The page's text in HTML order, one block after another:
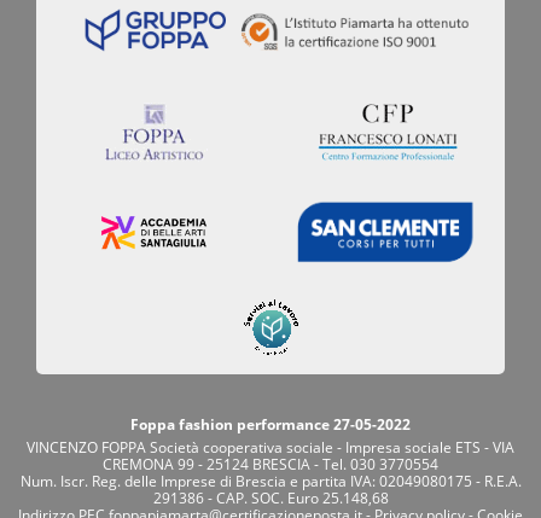
Foppa fashion performance 27-05-2022
VINCENZO FOPPA Società cooperativa sociale - Impresa sociale ETS - VIA
CREMONA 99 - 25124 BRESCIA - Tel. 030 3770554
Num. Iscr. Reg. delle Imprese di Brescia e partita IVA: 02049080175 - R.E.A.
291386 - CAP. SOC. Euro 25.148,68